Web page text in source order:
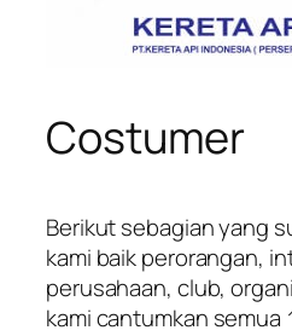
Costumer
Berikut sebagian yang
kami baik perorangan,
perusahaan, club,
kami cantumkan